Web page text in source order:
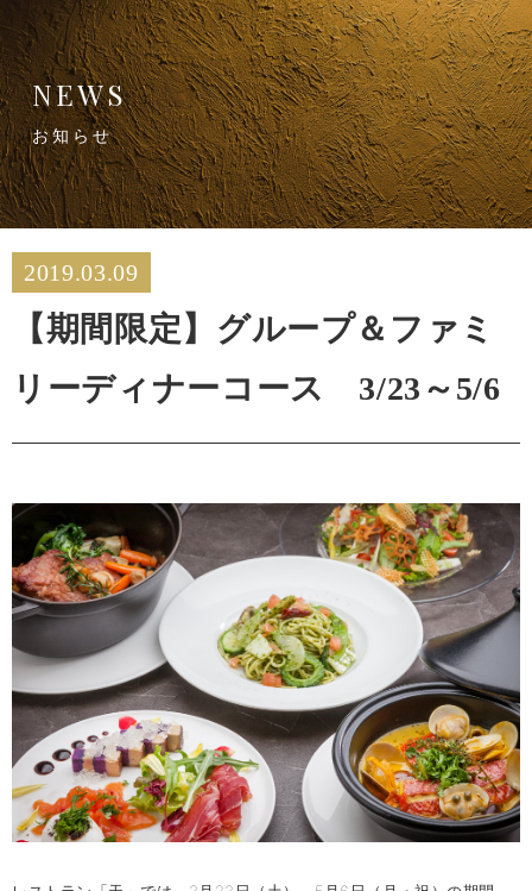
NEWS
お知らせ
2019.03.09
【期間限定】グループ＆ファミ
リーディナーコース 3/23～5/6